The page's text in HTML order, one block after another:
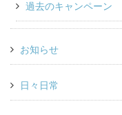
過去のキャンペーン
お知らせ
日々日常